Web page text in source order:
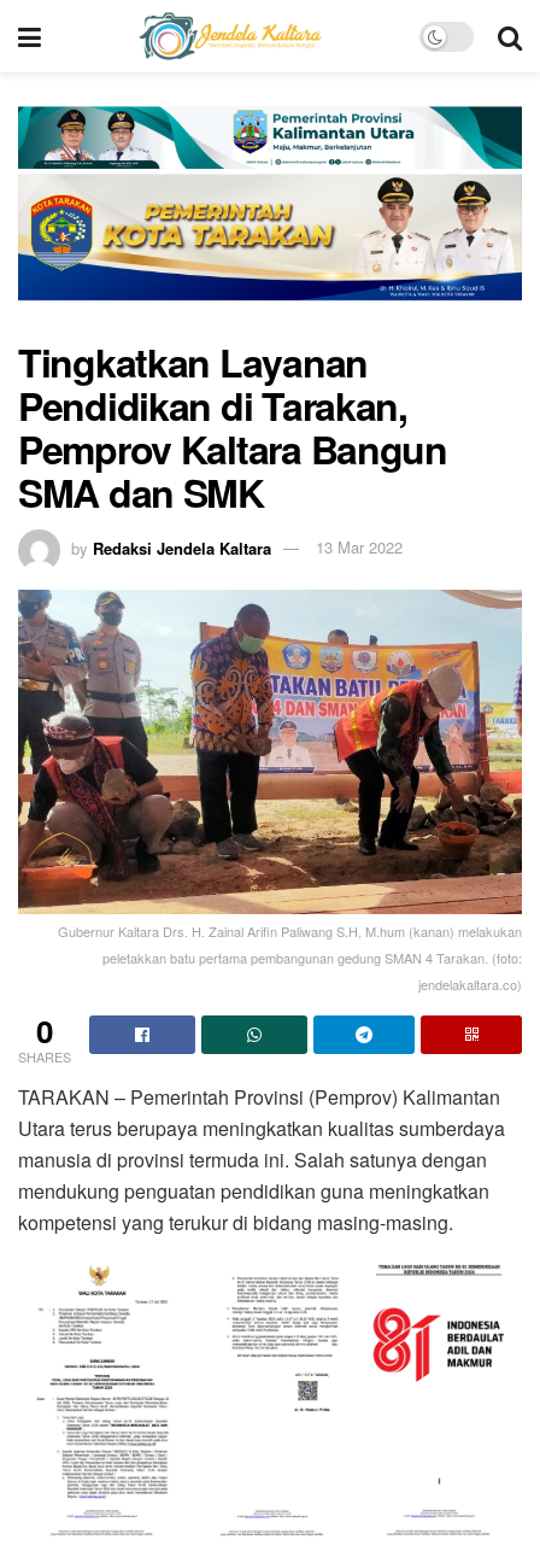
Tingkatkan Layanan
Pendidikan di Tarakan,
Pemprov Kaltara Bangun
SMA dan SMK
by Redaksi Jendela Kaltara 13 Mar 2022
Gubernur Kaltara Drs. H. Zainal Arifin Paliwang S.H, M.hum (kanan) melakukan
peletakkan batu pertama pembangunan gedung SMAN 4 Tarakan. (foto:
jendelakaltara.co)
0
SHARES
TARAKAN – Pemerintah Provinsi (Pemprov) Kalimantan
Utara terus berupaya meningkatkan kualitas sumberdaya
manusia di provinsi termuda ini. Salah satunya dengan
mendukung penguatan pendidikan guna meningkatkan
kompetensi yang terukur di bidang masing-masing.